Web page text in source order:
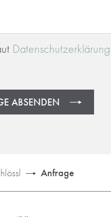
Datenschutzerklärung
ABSENDEN
Anfrage